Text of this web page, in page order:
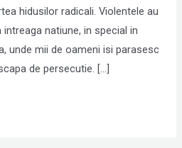
hidusilor radicali. Violentele au
natiune, in special in
unde mii de oameni isi parasesc
de persecutie. […]